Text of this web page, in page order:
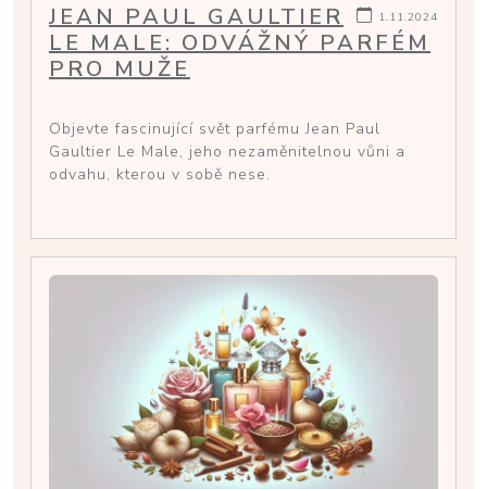
1.11.2024
JEAN PAUL GAULTIER
LE MALE: ODVÁŽNÝ PARFÉM
PRO MUŽE
Objevte fascinující svět parfému Jean Paul
Gaultier Le Male, jeho nezaměnitelnou vůni a
odvahu, kterou v sobě nese.